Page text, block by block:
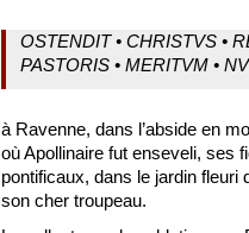
OSTENDIT • CHRISTVS •
PASTORIS • MERITVM •
à Ravenne, dans l’abside en
où Apollinaire fut enseveli, ses
pontificaux, dans le jardin
son cher troupeau.